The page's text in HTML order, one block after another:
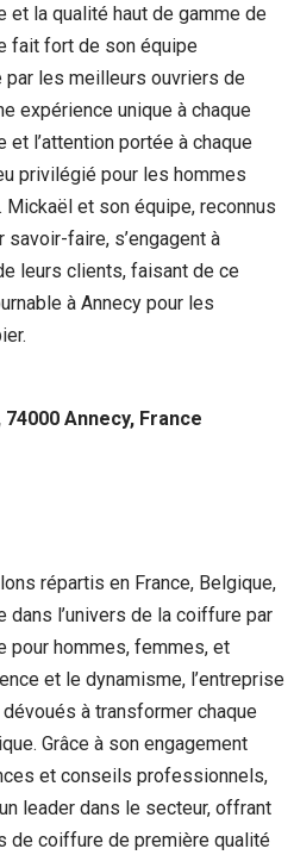
et la qualité haut de gamme de
fait fort de son équipe
par les meilleurs ouvriers de
expérience unique à chaque
et l’attention portée à chaque
privilégié pour les hommes
Mickaël et son équipe, reconnus
faire, s’engagent à
leurs clients, faisant de ce
à Annecy pour les
Annecy, France
répartis en France, Belgique,
l’univers de la coiffure par
pour hommes, femmes, et
et le dynamisme, l’entreprise
à transformer chaque
Grâce à son engagement
et conseils professionnels,
leader dans le secteur, offrant
de coiffure de première qualité